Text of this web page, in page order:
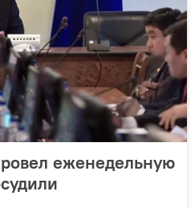
еженедельную